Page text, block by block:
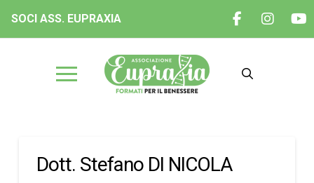
SOCI ASS. EUPRAXIA
Dott. Stefano DI NICOLA